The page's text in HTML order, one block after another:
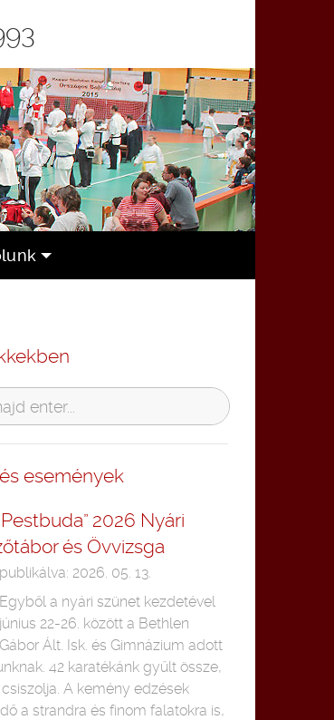
események
2026 Nyári
és Övvizsga
publikálva: 2026. 05. 13.
Egyből a nyári szünet kezdetével
június 22-26. között a Bethlen
Gábor Ált. Isk. és Gimnázium adott
42 karatékánk gyűlt össze,
A kemény edzések
a strandra és finom falatokra is,